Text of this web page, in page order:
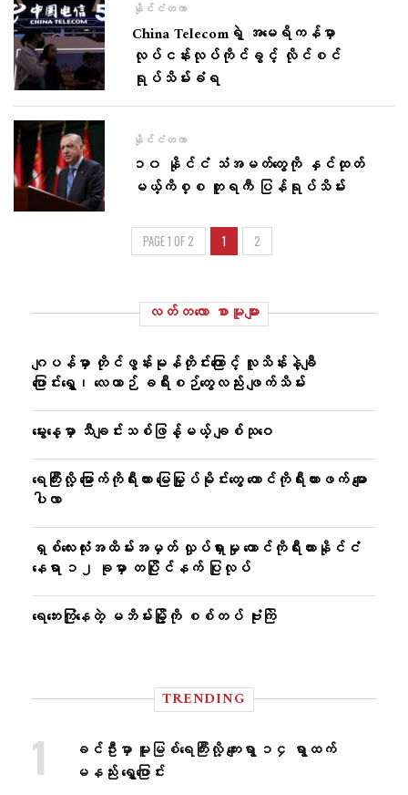
နိုင်ငံတကာ
China Telecomရဲ့ အမေရိကန်မှာ
လုပ်ငန်းလုပ်ကိုင်ခွင့် လိုင်စင်
ရုပ်သိမ်းခံရ
နိုင်ငံတကာ
၁၀ နိုင်ငံ သံအမတ်တွေကို နှင်ထုတ်
မယ့်ကိစ္စ တူရကီ ပြန်ရုပ်သိမ်း
PAGE 1 OF 2 1 2
လတ်တ‌လော စာမူများ
ဂျပန်မှာ တိုင်ဖွန်းမုန်တိုင်းကြောင့် လူသိန်းနဲ့ချီ
ပြောင်းရွှေ့၊ လေယာဉ် ခရီးစဉ်တွေလည်း ဖျက်သိမ်း
မွေးနေ့မှာ သီချင်းသစ်ဖြန့်မယ့် ချစ်သုဝေ
ရေကြီးလို့ မြောက်ကိုရီးယား မြေမြှုပ်မိုင်းတွေ တောင်ကိုရီးယားဖက် မျော
ပါလာ
ရှစ်လေးလုံးအထိမ်းအမှတ် လှုပ်ရှားမှု တောင်ကိုရီးယားနိုင်ငံ
နေရာ ၁၂ ခုမှာ တပြိုင်နက် ပြုလုပ်
ရေဘေးကြုံနေတဲ့ မဘိမ်းမြို့ကို စစ်တပ် ဗုံးကြဲ
TRENDING
ခင်ဦးမှာ မူးမြစ်ရေကြီးလို့ ကျေးရွာ ၁၄ ရွာထက်
မနည်း ရွှေ့ပြောင်း